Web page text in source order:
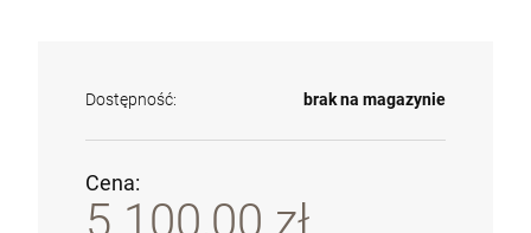
Dostępność: brak na magazynie
Cena:
5 100,00 zł